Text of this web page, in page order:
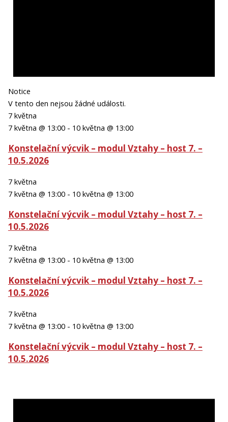
Notice
V tento den nejsou žádné události.
7 května
7 května @ 13:00- 10 května @ 13:00
Konstelační výcvik – modul Vztahy – host 7. –
10.5.2026
7 května
7 května @ 13:00- 10 května @ 13:00
Konstelační výcvik – modul Vztahy – host 7. –
10.5.2026
7 května
7 května @ 13:00- 10 května @ 13:00
Konstelační výcvik – modul Vztahy – host 7. –
10.5.2026
7 května
7 května @ 13:00- 10 května @ 13:00
Konstelační výcvik – modul Vztahy – host 7. –
10.5.2026